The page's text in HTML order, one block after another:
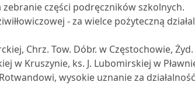
zebranie części podręczników szkolnych.
- za wielce pożyteczną
Chrz. Tow. Dóbr. w Częstochowie,
w Kruszynie, ks. J. Lubomirskiej w
wysokie uznanie za